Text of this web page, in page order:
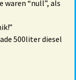
waren “null”, als
500liter diesel